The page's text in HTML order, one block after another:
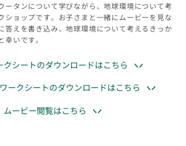
ータンについて学びながら、地球環境について考
ショップです。お子さまと一緒にムービーを見な
答えを書き込み、地球環境について考えるきっか
いです。
クシートのダウンロードはこちら
ークシートのダウンロードはこちら
ムービー閲覧はこちら